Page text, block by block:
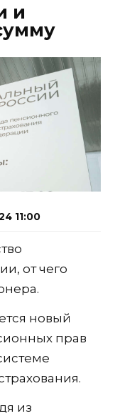
и
11:00
от чего
новый
прав
из